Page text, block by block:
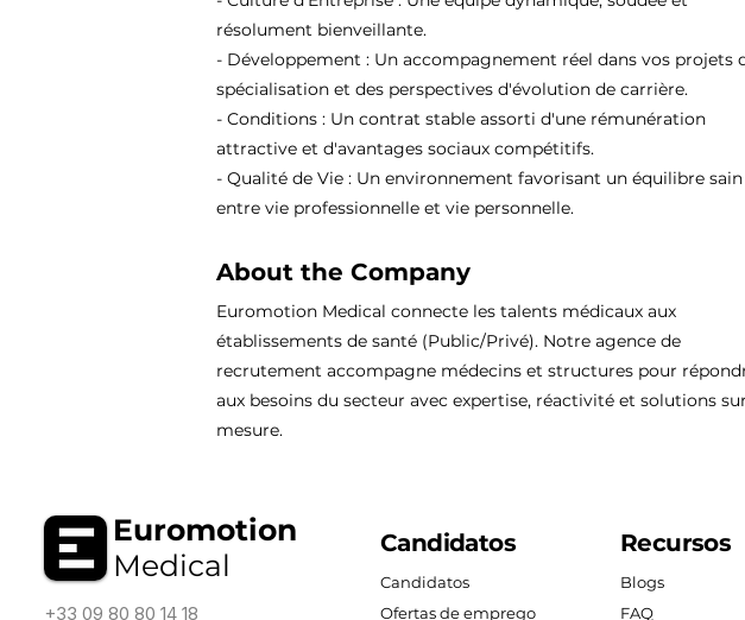
résolument bienveillante.
- Développement : Un accompagnement réel dans vos projets
spécialisation et des perspectives d'évolution de carrière.
- Conditions : Un contrat stable assorti d'une rémunération
attractive et d'avantages sociaux compétitifs.
- Qualité de Vie : Un environnement favorisant un équilibre sain
entre vie professionnelle et vie personnelle.
About the Company
Euromotion Medical connecte les talents médicaux aux
établissements de santé (Public/Privé). Notre agence de
recrutement accompagne médecins et structures pour
aux besoins du secteur avec expertise, réactivité et solutions sur
mesure.
Euromotion
Medical
+33 09 80 80 14 18
Candidatos
Candidatos
Ofertas de emprego
Recursos
Blogs
FAQ